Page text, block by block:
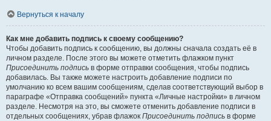
Вернуться к началу
Как мне добавить подпись к своему сообщению?
Чтобы добавить подпись к сообщению, вы должны сначала создать её в
личном разделе. После этого вы можете отметить флажком пункт
Присоединить подпись в форме отправки сообщения, чтобы подпись
добавилась. Вы также можете настроить добавление подписи по
умолчанию ко всем вашим сообщениям, сделав соответствующий выбор в
параграфе «Отправка сообщений» пункта «Личные настройки» в личном
разделе. Несмотря на это, вы сможете отменить добавление подписи в
отдельных сообщениях, убрав флажок Присоединить подпись в форме